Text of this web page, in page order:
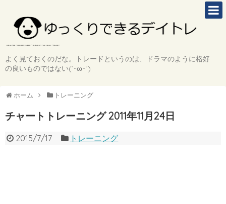
よく見ておくのだな。トレードというのは、ドラマのように格好
の良いものではない(`･ω･´)
ホーム トレーニング
チャートトレーニング 2011年11月24日
2015/7/17 トレーニング